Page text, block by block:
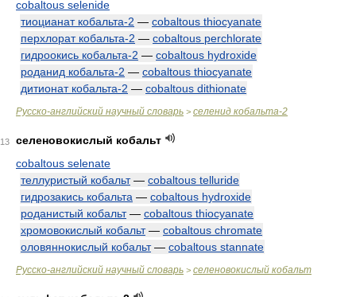
cobaltous selenide
тиоцианат кобальта-2 — cobaltous thiocyanate
перхлорат кобальта-2 — cobaltous perchlorate
гидроокись кобальта-2 — cobaltous hydroxide
роданид кобальта-2 — cobaltous thiocyanate
дитионат кобальта-2 — cobaltous dithionate
Русско-английский научный словарь > селенид кобальта-2
13
селеновокислый кобальт
cobaltous selenate
теллуристый кобальт— cobaltous telluride
гидрозакись кобальта — cobaltous hydroxide
роданистый кобальт— cobaltous thiocyanate
хромовокислый кобальт— cobaltous chromate
оловяннокислый кобальт— cobaltous stannate
Русско-английский научный словарь > селеновокислый кобальт